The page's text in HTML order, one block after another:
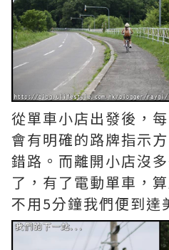
從單車小店出發後，
會有明確的路牌指示
錯路。而離開小店沒
了，有了電動單車，
不用5分鐘我們便到達